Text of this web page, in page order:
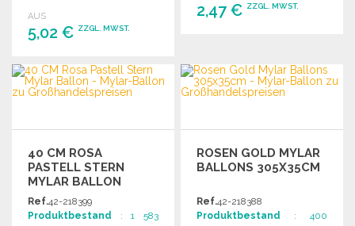
AUS
5,02 € ZZGL. MWST.
BESTELLEN
Angebot anfordern
2,47 € ZZGL. MWST.
Angebot anfordern
40 CM ROSA
PASTELL STERN
MYLAR BALLON
Ref.42-218399
Produktbestand : 1 583
ROSEN GOLD MYLAR
BALLONS 305X35CM
Ref.42-218388
Produktbestand : 400